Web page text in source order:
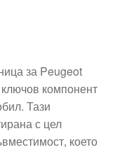
за Peugeot
компонент
Тази
с цел
което